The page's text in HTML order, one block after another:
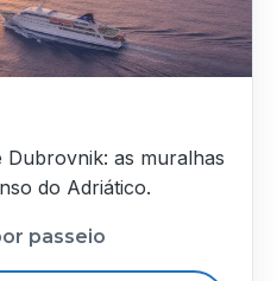
Dubrovnik: as muralhas
do Adriático.
passeio